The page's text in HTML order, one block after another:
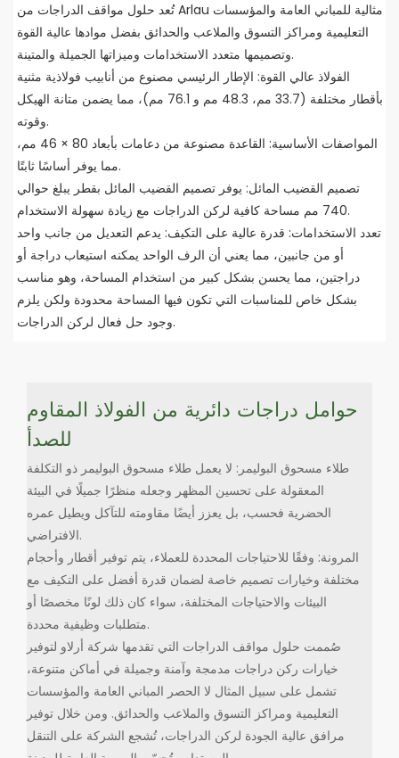
تُعد حلول مواقف الدراجات من Arlau مثالية للمباني العامة والمؤسسات
التعليمية ومراكز التسوق والملاعب والحدائق بفضل موادها عالية القوة
وتصميمها متعدد الاستخدامات وميزاتها الجميلة والمتينة.
الفولاذ عالي القوة: الإطار الرئيسي مصنوع من أنابيب فولاذية مثنية
بأقطار مختلفة (33.7 مم، 48.3 مم و 76.1 مم)، مما يضمن متانة الهيكل
وقوته.
المواصفات الأساسية: القاعدة مصنوعة من دعامات بأبعاد 80 × 46 مم،
مما يوفر أساسًا ثابتًا.
تصميم القضيب المائل: يوفر تصميم القضيب المائل بقطر يبلغ حوالي
740 مم مساحة كافية لركن الدراجات مع زيادة سهولة الاستخدام.
تعدد الاستخدامات: قدرة عالية على التكيف: يدعم التعديل من جانب واحد
أو من جانبين، مما يعني أن الرف الواحد يمكنه استيعاب دراجة أو
دراجتين، مما يحسن بشكل كبير من استخدام المساحة، وهو مناسب
بشكل خاص للمناسبات التي تكون فيها المساحة محدودة ولكن يلزم
وجود حل فعال لركن الدراجات.
حوامل دراجات دائرية من الفولاذ المقاوم
للصدأ
طلاء مسحوق البوليمر: لا يعمل طلاء مسحوق البوليمر ذو التكلفة
المعقولة على تحسين المظهر وجعله منظرًا جميلًا في البيئة
الحضرية فحسب، بل يعزز أيضًا مقاومته للتآكل ويطيل عمره
الافتراضي.
المرونة: وفقًا للاحتياجات المحددة للعملاء، يتم توفير أقطار وأحجام
مختلفة وخيارات تصميم خاصة لضمان قدرة أفضل على التكيف مع
البيئات والاحتياجات المختلفة، سواء كان ذلك لونًا مخصصًا أو
متطلبات وظيفية محددة.
صُممت حلول مواقف الدراجات التي تقدمها شركة أرلاو لتوفير
خيارات ركن دراجات مدمجة وآمنة وجميلة في أماكن متنوعة،
تشمل على سبيل المثال لا الحصر المباني العامة والمؤسسات
التعليمية ومراكز التسوق والملاعب والحدائق. ومن خلال توفير
مرافق عالية الجودة لركن الدراجات، تُشجع الشركة على التنقل